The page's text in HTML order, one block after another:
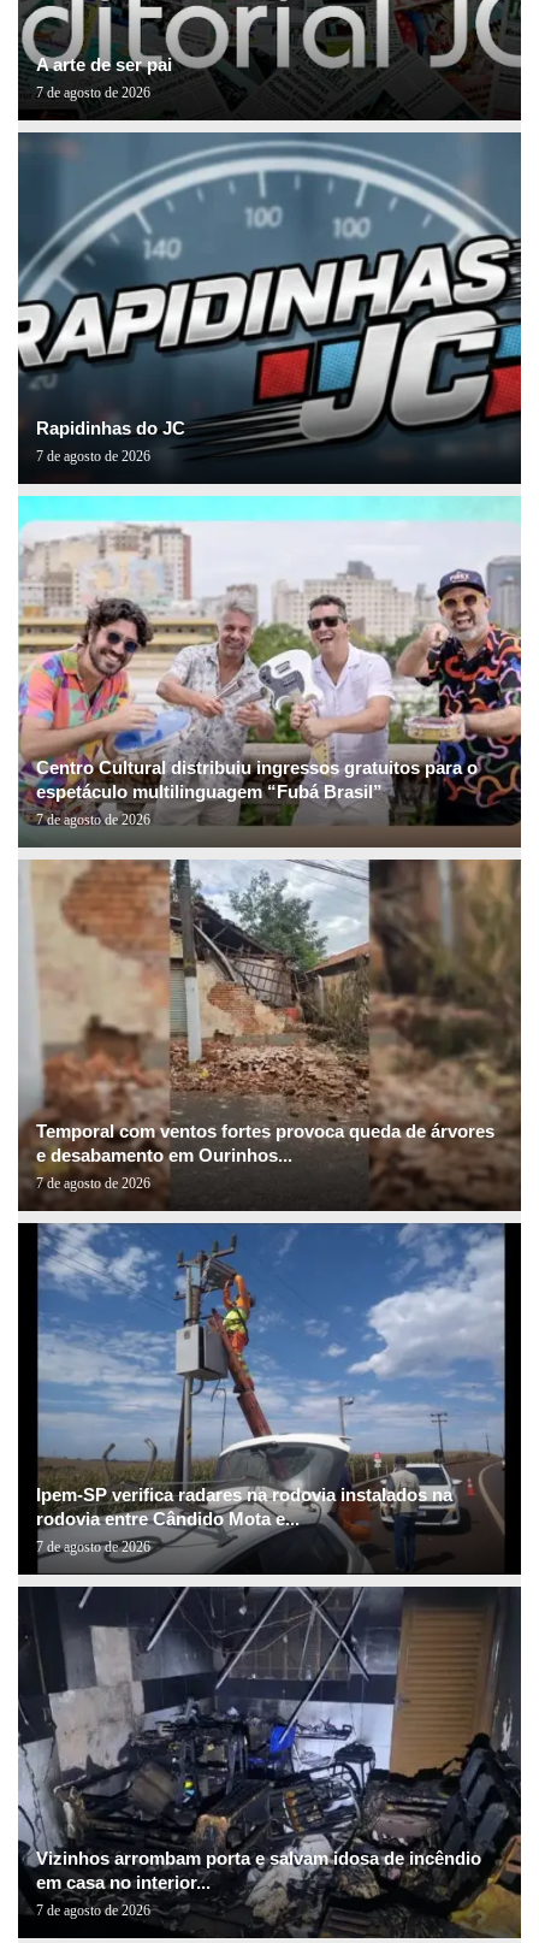
A arte de ser pai
7 de agosto de 2026
Rapidinhas do JC
7 de agosto de 2026
Centro Cultural distribuiu ingressos gratuitos para o
espetáculo multilinguagem “Fubá Brasil”
7 de agosto de 2026
Temporal com ventos fortes provoca queda de árvores
e desabamento em Ourinhos...
7 de agosto de 2026
Ipem-SP verifica radares na rodovia instalados na
rodovia entre Cândido Mota e...
7 de agosto de 2026
Vizinhos arrombam porta e salvam idosa de incêndio
em casa no interior...
7 de agosto de 2026